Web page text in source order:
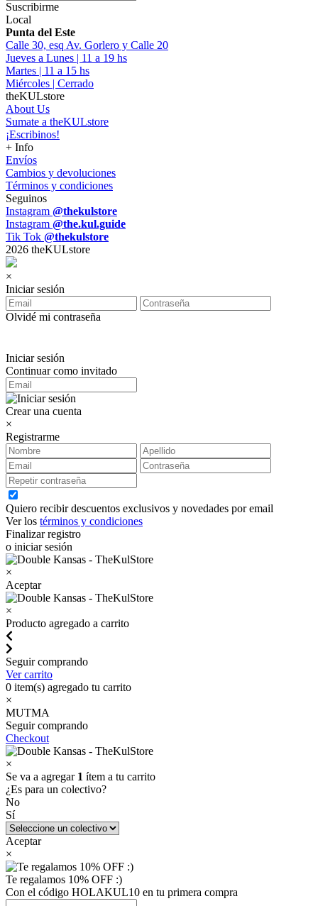
Suscribirme
Local
Punta del Este
Calle 30, esq Av. Gorlero y Calle 20
Jueves a Lunes | 11 a 19 hs
Martes | 11 a 15 hs
Miércoles | Cerrado
theKULstore
About Us
Sumate a theKULstore
¡Escribinos!
+ Info
Envíos
Cambios y devoluciones
Términos y condiciones
Seguinos
Instagram @thekulstore
Instagram @the.kul.guide
Tik Tok @thekulstore
2026 theKULstore
×
Iniciar sesión
Olvidé mi contraseña
Iniciar sesión
Continuar como invitado
Crear una cuenta
×
Registrarme
Quiero recibir descuentos exclusivos y novedades por email
Ver los términos y condiciones
Finalizar registro
o iniciar sesión
×
Aceptar
×
Producto agregado a carrito
Seguir comprando
Ver carrito
0 item(s) agregado tu carrito
×
MUTMA
Seguir comprando
Checkout
×
Se va a agregar 1 ítem a tu carrito
¿Es para un colectivo?
No
Sí
Aceptar
×
Te regalamos 10% OFF :)
Con el código HOLAKUL10 en tu primera compra